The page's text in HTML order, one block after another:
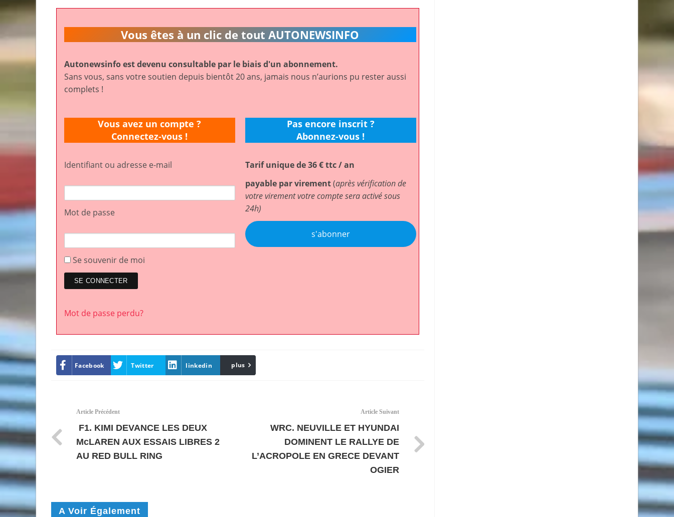
Vous êtes à un clic de tout AUTONEWSINFO
Autonewsinfo est devenu consultable par le biais d'un abonnement.
Sans vous, sans votre soutien depuis bientôt 20 ans, jamais nous n’aurions pu rester aussi
complets !
Vous avez un compte ?
Connectez-vous !
Identifiant ou adresse e-mail
Mot de passe
Se souvenir de moi
Mot de passe perdu?
Pas encore inscrit ?
Abonnez-vous !
Tarif unique de 36 € ttc / an
payable par virement(après vérification de
votre virement votre compte sera activé sous
24h)
s'abonner
Facebook Twitter linkedin Email
plus
Article Précédent
F1. KIMI DEVANCE LES DEUX
McLAREN AUX ESSAIS LIBRES 2
AU RED BULL RING
Article Suivant
WRC. NEUVILLE ET HYUNDAI
DOMINENT LE RALLYE DE
L’ACROPOLE EN GRECE DEVANT
OGIER
A Voir Également